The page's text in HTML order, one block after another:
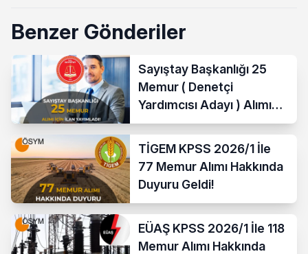
Benzer Gönderiler
Sayıştay Başkanlığı 25
Memur ( Denetçi
Yardımcısı Adayı ) Alımı
Yapacak
TİGEM KPSS 2026/1 İle
77 Memur Alımı Hakkında
Duyuru Geldi!
EÜAŞ KPSS 2026/1 İle 118
Memur Alımı Hakkında